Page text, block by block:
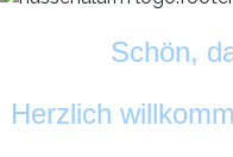
Schön,
Herzlich